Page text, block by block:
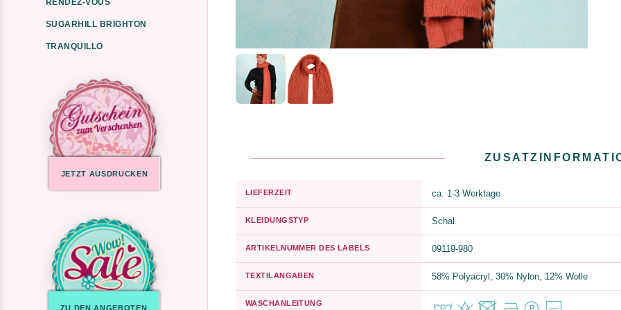
RENDEZ-VOUS
SUGARHILL BRIGHTON
TRANQUILLO
JETZT AUSDRUCKEN
ZU DEN ANGEBOTEN
LIEFERZEIT ca. 1-3 Werktage
KLEIDUNGSTYP Schal
ARTIKELNUMMER DES LABELS 09119-980
TEXTILANGABEN 58% Polyacryl, 30% Nylon, 12% Wolle
WASCHANLEITUNG